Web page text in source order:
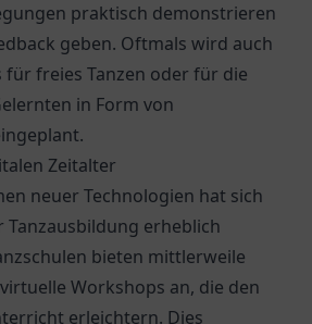
praktisch demonstrieren
geben. Oftmals wird auch
für freies Tanzen oder für die
in Form von
Zeitalter
neuer Technologien hat sich
Tanzausbildung erheblich
bieten mittlerweile
Workshops an, die den
erleichtern. Dies